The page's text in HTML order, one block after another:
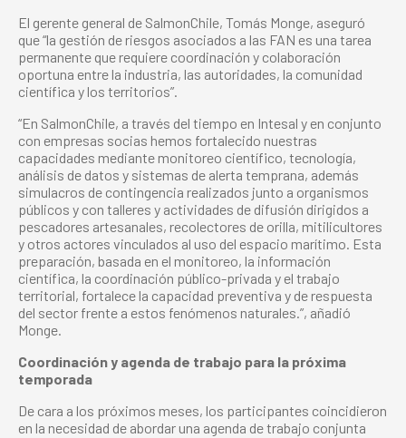
El gerente general de SalmonChile, Tomás Monge, aseguró
que “la gestión de riesgos asociados a las FAN es una tarea
permanente que requiere coordinación y colaboración
oportuna entre la industria, las autoridades, la comunidad
científica y los territorios”.
“En SalmonChile, a través del tiempo en Intesal y en conjunto
con empresas socias hemos fortalecido nuestras
capacidades mediante monitoreo científico, tecnología,
análisis de datos y sistemas de alerta temprana, además
simulacros de contingencia realizados junto a organismos
públicos y con talleres y actividades de difusión dirigidos a
pescadores artesanales, recolectores de orilla, mitilicultores
y otros actores vinculados al uso del espacio marítimo. Esta
preparación, basada en el monitoreo, la información
científica, la coordinación público-privada y el trabajo
territorial, fortalece la capacidad preventiva y de respuesta
del sector frente a estos fenómenos naturales.”, añadió
Monge.
Coordinación y agenda de trabajo para la próxima
temporada
De cara a los próximos meses, los participantes coincidieron
en la necesidad de abordar una agenda de trabajo conjunta